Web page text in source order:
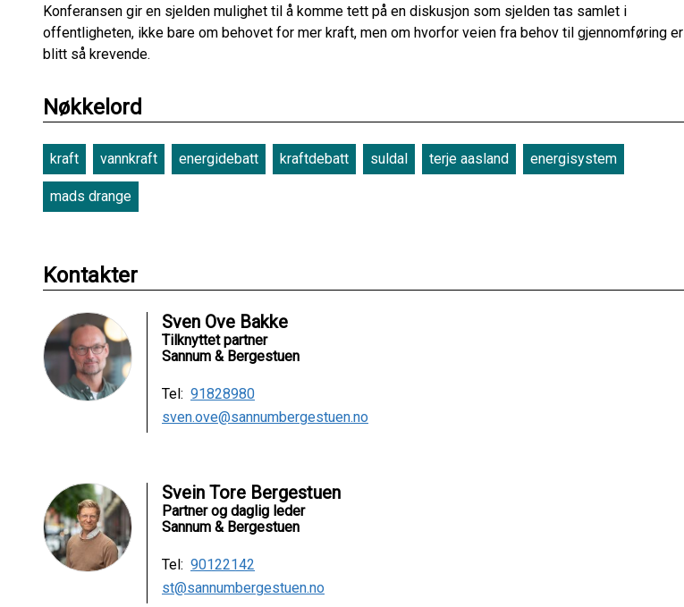
Konferansen gir en sjelden mulighet til å komme tett på en diskusjon som sjelden tas samlet i
offentligheten, ikke bare om behovet for mer kraft, men om hvorfor veien fra behov til gjennomføring er
blitt så krevende.
Nøkkelord
kraft vannkraft energidebatt kraftdebatt suldal terje aasland energisystem
mads drange
Kontakter
Sven Ove Bakke
Tilknyttet partner
Sannum & Bergestuen
Tel: 91828980
sven.ove@sannumbergestuen.no
Svein Tore Bergestuen
Partner og daglig leder
Sannum & Bergestuen
Tel: 90122142
st@sannumbergestuen.no